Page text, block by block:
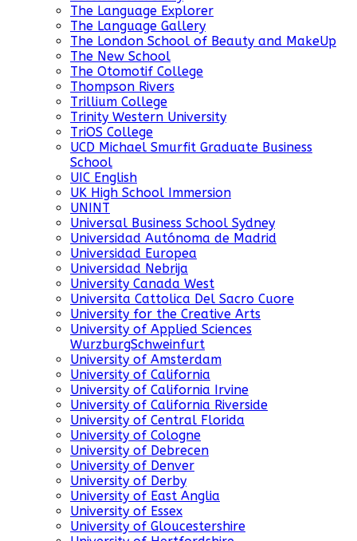
The Language Explorer
The Language Gallery
The London School of Beauty and MakeUp
The New School
The Otomotif College
Thompson Rivers
Trillium College
Trinity Western University
TriOS College
UCD Michael Smurfit Graduate Business
School
UIC English
UK High School Immersion
UNINT
Universal Business School Sydney
Universidad Autónoma de Madrid
Universidad Europea
Universidad Nebrija
University Canada West
Universita Cattolica Del Sacro Cuore
University for the Creative Arts
University of Applied Sciences
WurzburgSchweinfurt
University of Amsterdam
University of California
University of California Irvine
University of California Riverside
University of Central Florida
University of Cologne
University of Debrecen
University of Denver
University of Derby
University of East Anglia
University of Essex
University of Gloucestershire